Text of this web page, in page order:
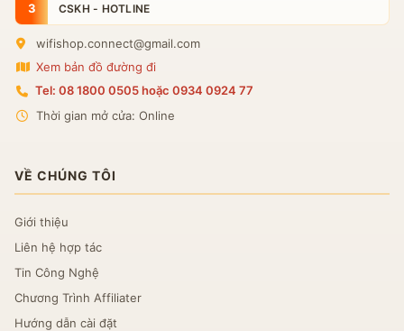
3 CSKH - HOTLINE
wifishop.connect@gmail.com
Xem bản đồ đường đi
Tel: 08 1800 0505 hoặc 0934 0924 77
Thời gian mở cửa: Online
VỀ CHÚNG TÔI
Giới thiệu
Liên hệ hợp tác
Tin Công Nghệ
Chương Trình Affiliater
Hướng dẫn cài đặt